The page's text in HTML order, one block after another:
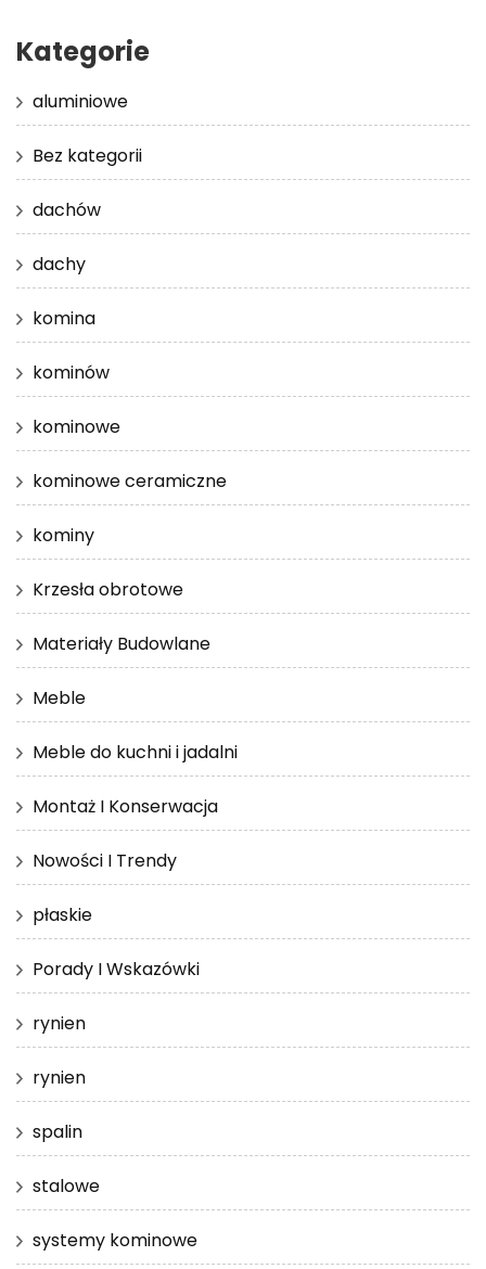
Kategorie
aluminiowe
Bez kategorii
dachów
dachy
komina
kominów
kominowe
kominowe ceramiczne
kominy
Krzesła obrotowe
Materiały Budowlane
Meble
Meble do kuchni i jadalni
Montaż I Konserwacja
Nowości I Trendy
płaskie
Porady I Wskazówki
rynien
rynien
spalin
stalowe
systemy kominowe